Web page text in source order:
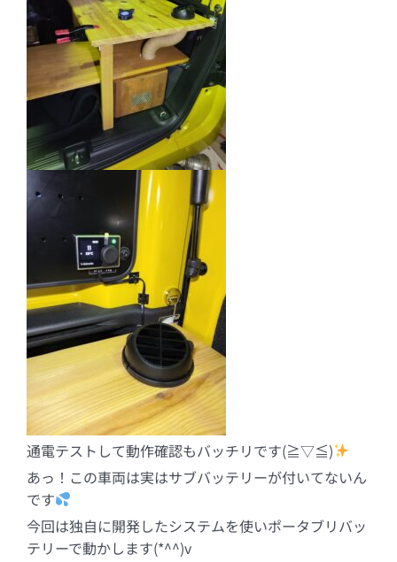
通電テストして動作確認もバッチリです(≧▽≦)
あっ！この車両は実はサブバッテリーが付いてないん
です
今回は独自に開発したシステムを使いポータブリバッ
テリーで動かします(*^^)v